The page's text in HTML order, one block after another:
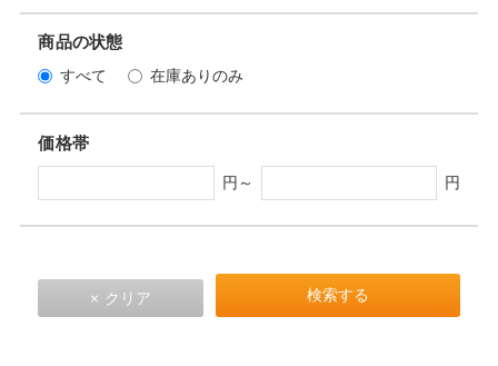
商品の状態
すべて 在庫ありのみ
価格帯
円～ 円